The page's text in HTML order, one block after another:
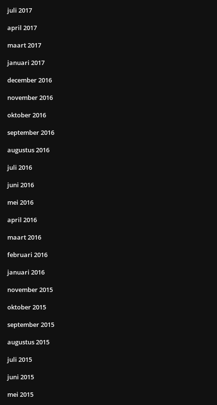
juli 2017
april 2017
maart 2017
januari 2017
december 2016
november 2016
oktober 2016
september 2016
augustus 2016
juli 2016
juni 2016
mei 2016
april 2016
maart 2016
februari 2016
januari 2016
november 2015
oktober 2015
september 2015
augustus 2015
juli 2015
juni 2015
mei 2015